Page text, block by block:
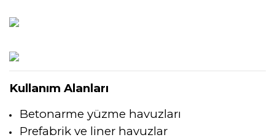
Kullanım Alanları
Betonarme yüzme havuzları
Prefabrik ve liner havuzlar